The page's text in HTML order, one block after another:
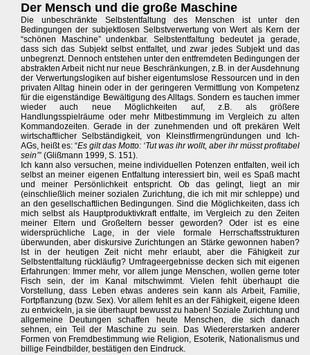
Der Mensch und die große Maschine
Die unbeschränkte Selbstentfaltung des Menschen ist unter den
Bedingungen der subjektlosen Selbstverwertung von Wert als Kern der
“schönen Maschine” undenkbar. Selbstentfaltung bedeutet ja gerade,
dass sich das Subjekt selbst entfaltet, und zwar jedes Subjekt und das
unbegrenzt. Dennoch entstehen unter den entfremdeten Bedingungen der
abstrakten Arbeit nicht nur neue Beschränkungen, z.B. in der Ausdehnung
der Verwertungslogiken auf bisher eigentumslose Ressourcen und in den
privaten Alltag hinein oder in der geringeren Vermittlung von Kompetenz
für die eigenständige Bewältigung des Alltags. Sondern es tauchen immer
wieder auch neue Möglichkeiten auf, z.B. als größere
Handlungsspielräume oder mehr Mitbestimmung im Vergleich zu alten
Kommandozeiten. Gerade in der zunehmenden und oft prekären Welt
wirtschaftlicher Selbständigkeit, von Kleinstfirmengründungen und Ich-
AGs, heißt es: “Es gilt das Motto: ‘Tut was ihr wollt, aber ihr müsst profitabel
sein’” (Glißmann 1999, S. 151).
Ich kann also versuchen, meine individuellen Potenzen entfalten, weil ich
selbst an meiner eigenen Entfaltung interessiert bin, weil es Spaß macht
und meiner Persönlichkeit entspricht. Ob das gelingt, liegt an mir
(einschließlich meiner sozialen Zurichtung, die ich mit mir schleppe) und
an den gesellschaftlichen Bedingungen. Sind die Möglichkeiten, dass ich
mich selbst als Hauptproduktivkraft entfalte, im Vergleich zu den Zeiten
meiner Eltern und Großeltern besser geworden? Oder ist es eine
widersprüchliche Lage, in der viele formale Herrschaftsstrukturen
überwunden, aber diskursive Zurichtungen an Stärke gewonnen haben?
Ist in der heutigen Zeit nicht mehr erlaubt, aber die Fähigkeit zur
Selbstentfaltung rückläufig? Umfrageergebnisse decken sich mit eigenen
Erfahrungen: Immer mehr, vor allem junge Menschen, wollen gerne toter
Fisch sein, der im Kanal mitschwimmt. Vielen fehlt überhaupt die
Vorstellung, dass Leben etwas anderes sein kann als Arbeit, Familie,
Fortpflanzung (bzw. Sex). Vor allem fehlt es an der Fähigkeit, eigene Ideen
zu entwickeln, ja sie überhaupt bewusst zu haben! Soziale Zurichtung und
allgemeine Deutungen schaffen heute Menschen, die sich danach
sehnen, ein Teil der Maschine zu sein. Das Wiedererstarken anderer
Formen von Fremdbestimmung wie Religion, Esoterik, Nationalismus und
billige Feindbilder, bestätigen den Eindruck.